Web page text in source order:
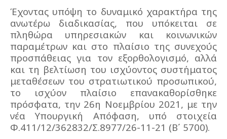
Έχοντας υπόψη το δυναμικό χαρακτήρα της
ανωτέρω διαδικασίας, που υπόκειται σε
πληθώρα υπηρεσιακών και κοινωνικών
παραμέτρων και στο πλαίσιο της συνεχούς
προσπάθειας για τον εξορθολογισμό, αλλά
και τη βελτίωση του ισχύοντος συστήματος
μεταθέσεων του στρατιωτικού προσωπικού,
το ισχύον πλαίσιο επανακαθορίσθηκε
πρόσφατα, την 26η Νοεμβρίου 2021, με την
νέα Υπουργική Απόφαση, υπό στοιχεία
Φ.411/12/362832/Σ.8977/26-11-21 (Β΄ 5700).